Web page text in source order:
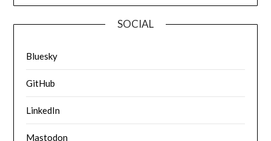
SOCIAL
Bluesky
GitHub
LinkedIn
Mastodon